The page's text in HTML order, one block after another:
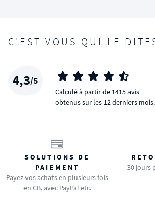
C'EST VOUS QUI LE
4,3/5
Calculé à partir de 1415 avis
obtenus sur les 12 derniers
SOLUTIONS DE
PAIEMENT
Payez vos achats en plusieurs fois
en CB, avec PayPal etc.
30 jours